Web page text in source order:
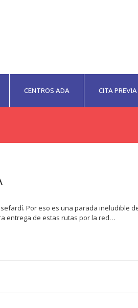
CENTROS ADA CITA PREVIA
Por eso es una parada ineludible
entrega de estas rutas por la red…